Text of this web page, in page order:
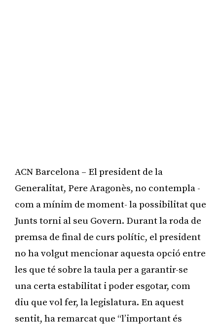
ACN Barcelona – El president de la
Generalitat, Pere Aragonès, no contempla -
com a mínim de moment- la possibilitat que
Junts torni al seu Govern. Durant la roda de
premsa de final de curs polític, el president
no ha volgut mencionar aquesta opció entre
les que té sobre la taula per a garantir-se
una certa estabilitat i poder esgotar, com
diu que vol fer, la legislatura. En aquest
sentit, ha remarcat que “l’important és